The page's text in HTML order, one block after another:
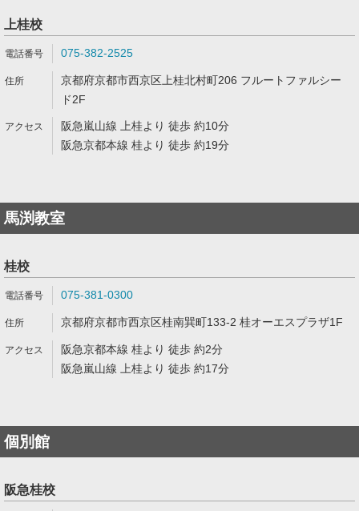
上桂校
075-382-2525
京都府京都市西京区上桂北村町206 フルートファルシー
ド2F
阪急嵐山線 上桂より 徒歩 約10分
阪急京都本線 桂より 徒歩 約19分
馬渕教室
桂校
075-381-0300
京都府京都市西京区桂南巽町133-2 桂オーエスプラザ1F
阪急京都本線 桂より 徒歩 約2分
阪急嵐山線 上桂より 徒歩 約17分
個別館
阪急桂校